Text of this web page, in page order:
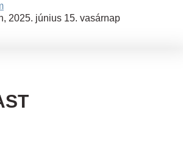
, 2025. június 15. vasárnap